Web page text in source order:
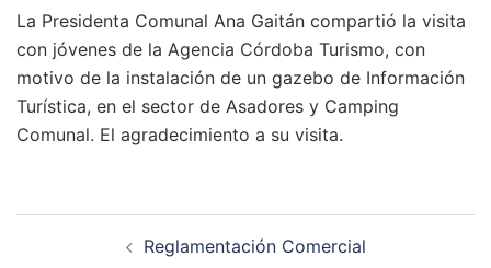
La Presidenta Comunal Ana Gaitán compartió la visita
con jóvenes de la Agencia Córdoba Turismo, con
motivo de la instalación de un gazebo de Información
Turística, en el sector de Asadores y Camping
Comunal. El agradecimiento a su visita.
Reglamentación Comercial